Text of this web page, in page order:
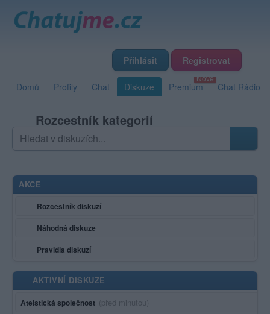
Přihlásit Registrovat
Domů Profily Chat Diskuze Premium Chat Rádio
Rozcestník kategorií
Hledat v diskuzích
AKCE
Rozcestník diskuzí
Náhodná diskuze
Pravidla diskuzí
AKTIVNÍ DISKUZE
Ateistická společnost Poslední aktivita:
(před minutou)